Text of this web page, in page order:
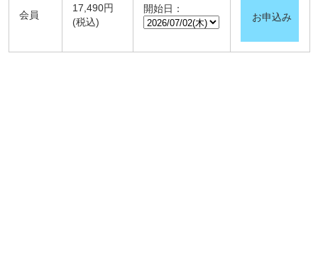
会員
17,490円
(税込)
開始日：
お申込み